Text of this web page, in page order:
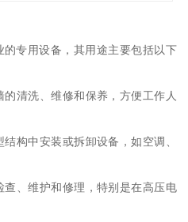
专用设备，其用途主要包括以下
清洗、维修和保养，方便工作人
构中安装或拆卸设备，如空调、
、维护和修理，特别是在高压电